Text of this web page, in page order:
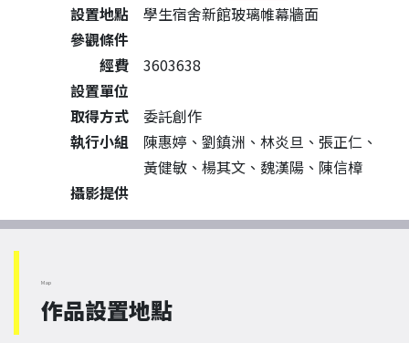
設置地點
學生宿舍新館玻璃帷幕牆面
參觀條件
經費
3603638
設置單位
取得方式
委託創作
執行小組
陳惠婷、劉鎮洲、林炎旦、張正仁、
黃健敏、楊其文、魏漢陽、陳信樟
攝影提供
Map
作品設置地點